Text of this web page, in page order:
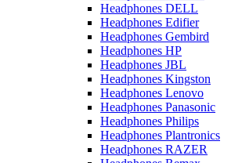
Headphones DELL
Headphones Edifier
Headphones Gembird
Headphones HP
Headphones JBL
Headphones Kingston
Headphones Lenovo
Headphones Panasonic
Headphones Philips
Headphones Plantronics
Headphones RAZER